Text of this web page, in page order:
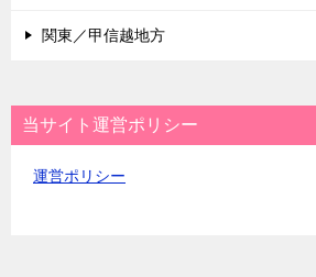
関東／甲信越地方
当サイト運営ポリシー
運営ポリシー